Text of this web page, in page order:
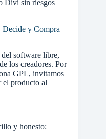
Divi sin riesgos
Decide y Compra
software libre,
los creadores. Por
GPL, invitamos
el producto al
y honesto: